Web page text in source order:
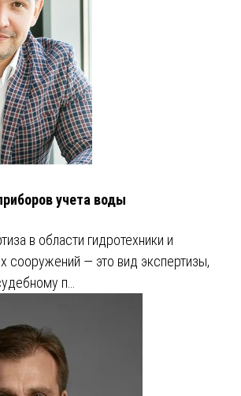
учета воды
в области гидротехники и
сооружений — это вид экспертизы,
п…